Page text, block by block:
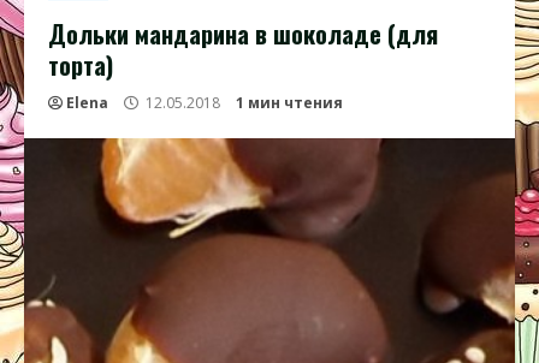
Дольки мандарина в шоколаде (для
торта)
Elena 12.05.2018 1 мин чтения